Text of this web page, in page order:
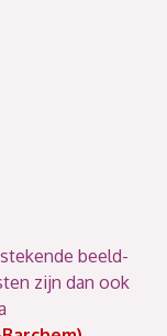
beeld-
zijn dan ook